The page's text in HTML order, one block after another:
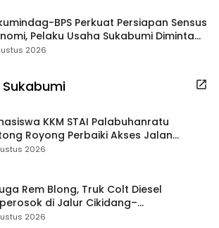
BPS Perkuat Persiapan Sensus
Pelaku Usaha Sukabumi Diminta
Beri Data
2026
KKM STAI Palabuhanratu
Royong Perbaiki Akses Jalan
Ta’lim di Sagaranten
2026
Rem Blong, Truk Colt Diesel
di Jalur Cikidang–
2026